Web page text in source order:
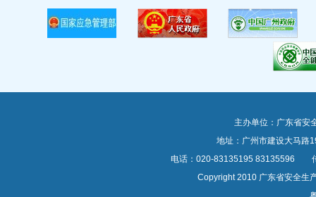
主办单位：广东省
地址：广州市建设大马
电话：020-83135195 83135596
Copyright 2010 广东省安全生